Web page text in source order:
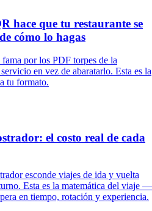
hace que tu restaurante se
cómo lo hagas
por los PDF torpes de la
en vez de abaratarlo. Esta es la
tu formato.
el costo real de cada
esconde viajes de ida y vuelta
Esta es la matemática del viaje —
en tiempo, rotación y experiencia.